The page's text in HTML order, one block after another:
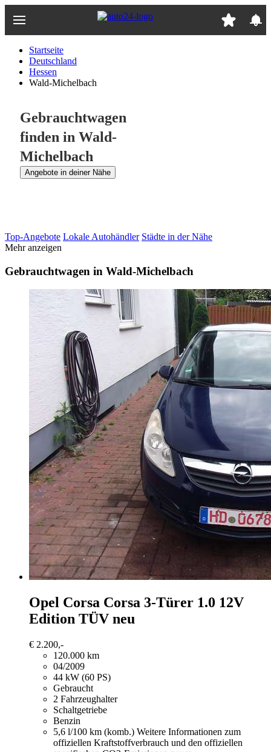
Hauptinhalt
Startseite
Deutschland
Hessen
Wald-Michelbach
Gebrauchtwagen
finden in Wald-
Michelbach
Angebote in deiner Nähe
Top-Angebote Lokale Autohändler Städte in der Nähe
Mehr anzeigen
Gebrauchtwagen in Wald-Michelbach
Opel Corsa Corsa 3-Türer 1.0 12V
Edition TÜV neu
€ 2.200,-
120.000 km
04/2009
44 kW (60 PS)
Gebraucht
2 Fahrzeughalter
Schaltgetriebe
Benzin
5,6 l/100 km (komb.) Weitere Informationen zum
offiziellen Kraftstoffverbrauch und den offiziellen